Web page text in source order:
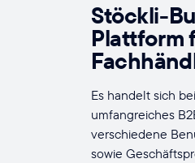
Stöckli-
Plattform
Es handelt sich
umfangreiches
verschiedene
sowie